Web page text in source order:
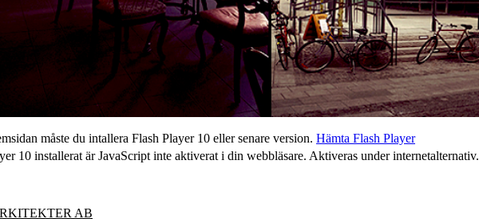
måste du intallera Flash Player 10 eller senare version. Hämta Flash Player
10 installerat är JavaScript inte aktiverat i din webbläsare. Aktiveras under internetalternativ.
AB